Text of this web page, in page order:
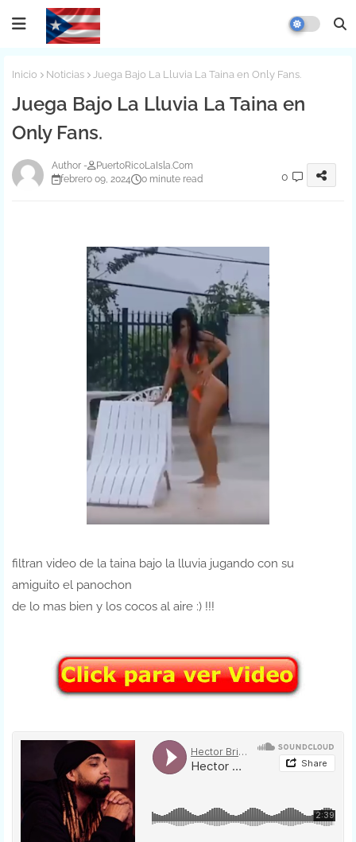
Inicio Noticias Juega Bajo La Lluvia La Taina en Only Fans.
Juega Bajo La Lluvia La Taina en
Only Fans.
PuertoRicoLaIsla.Com
febrero 09, 2024
0 minute read 0
filtran video de la taina bajo la lluvia jugando con su
amiguito el panochon
de lo mas bien y los cocos al aire :) !!!